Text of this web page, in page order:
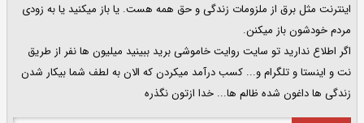
اینترنت مثل برق از ملزومات زندگی و حق همه هست. یا باز میکنید یا به زودی
مردم خودشون باز میکنن.
اگر اطلاع ندارید تو سایت روایت خاموشی برید ببینید میلیون ها نفر از طریق
نت و اینستا و تلگرام و... کسب درآمد میکردن که الان به لطف شما بیکار شدن
زندگی ها داغون شده ظالم ها... خدا ازتون نگذره